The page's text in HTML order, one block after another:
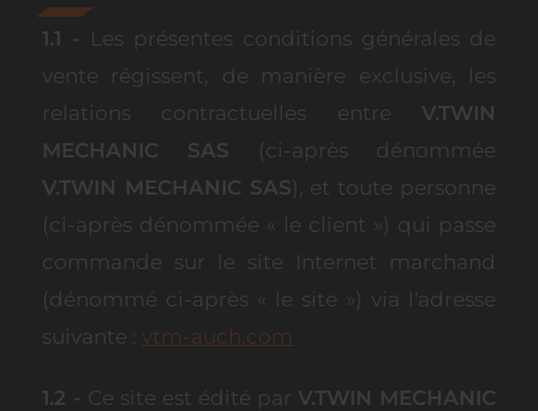
1.1 - Les présentes conditions générales de
vente régissent, de manière exclusive, les
relations contractuelles entre V.TWIN
MECHANIC SAS (ci-après dénommée
V.TWIN MECHANIC SAS), et toute personne
(ci-après dénommée « le client ») qui passe
commande sur le site Internet marchand
(dénommé ci-après « le site ») via l'adresse
suivante : vtm-auch.com
1.2 - Ce site est édité par V.TWIN MECHANIC